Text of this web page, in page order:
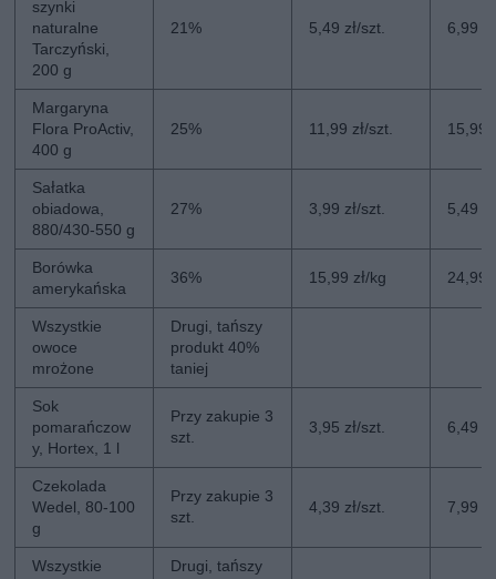
szynki
naturalne
Tarczyński,
200 g
21% 5,49 zł/szt. 6,99
Margaryna
Flora ProActiv,
400 g
25% 11,99 zł/szt. 15,99
Sałatka
obiadowa,
880/430-550 g
27% 3,99 zł/szt. 5,49
Borówka
amerykańska
36% 15,99 zł/kg 24,99
Wszystkie
owoce
mrożone
Drugi, tańszy
produkt 40%
taniej
Sok
pomarańczow
y, Hortex, 1 l
Przy zakupie 3
szt.
3,95 zł/szt. 6,49
Czekolada
Wedel, 80-100
g
Przy zakupie 3
szt.
4,39 zł/szt. 7,99
Wszystkie
Drugi, tańszy